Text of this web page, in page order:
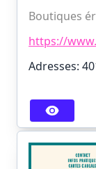
Boutiques
https://
Adresses: